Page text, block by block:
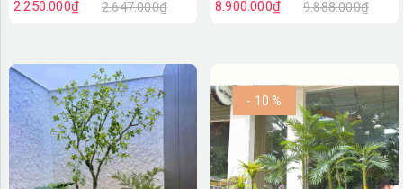
(100X50X110cm)- BC275
2.250.000₫ 2.647.000₫
(90X200X220cm)- RC147
8.900.000₫ 9.888.000₫
- 10 %